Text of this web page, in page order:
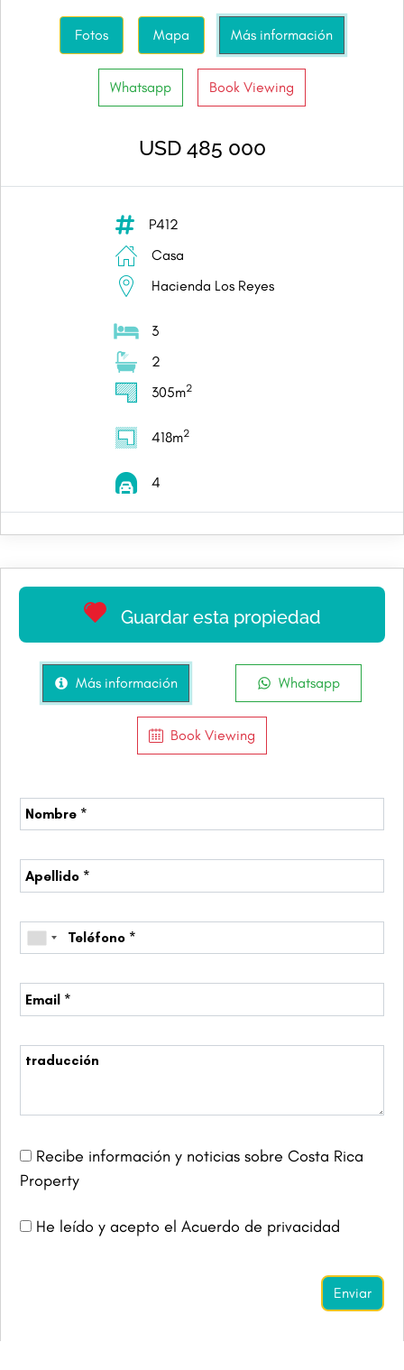
Fotos Mapa Más información
Whatsapp Book Viewing
USD 485 000
P412
Casa
Hacienda Los Reyes
3
2
305m2
418m2
4
Guardar esta propiedad
Más información Whatsapp
Book Viewing
Recibe información y noticias sobre Costa Rica
Property
He leído y acepto el Acuerdo de privacidad